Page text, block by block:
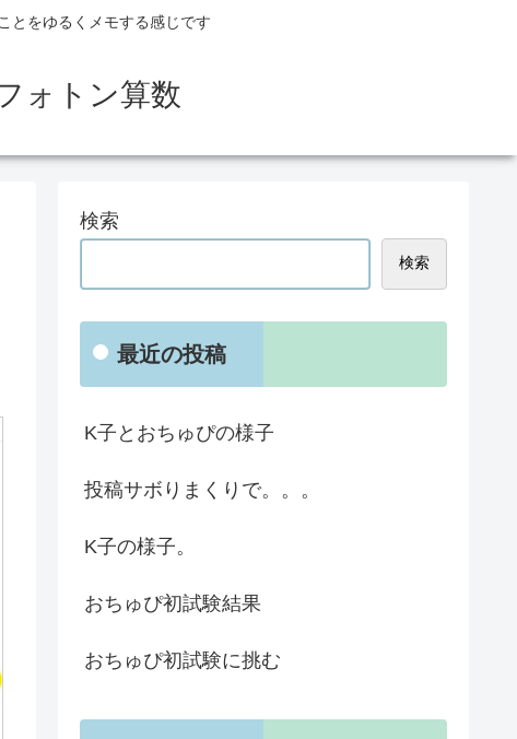
とをゆるくメモする感じです
ォトン算数
検索
検索
最近の投稿
K子とおちゅぴの様子
投稿サボりまくりで。。。
K子の様子。
おちゅぴ初試験結果
おちゅぴ初試験に挑む